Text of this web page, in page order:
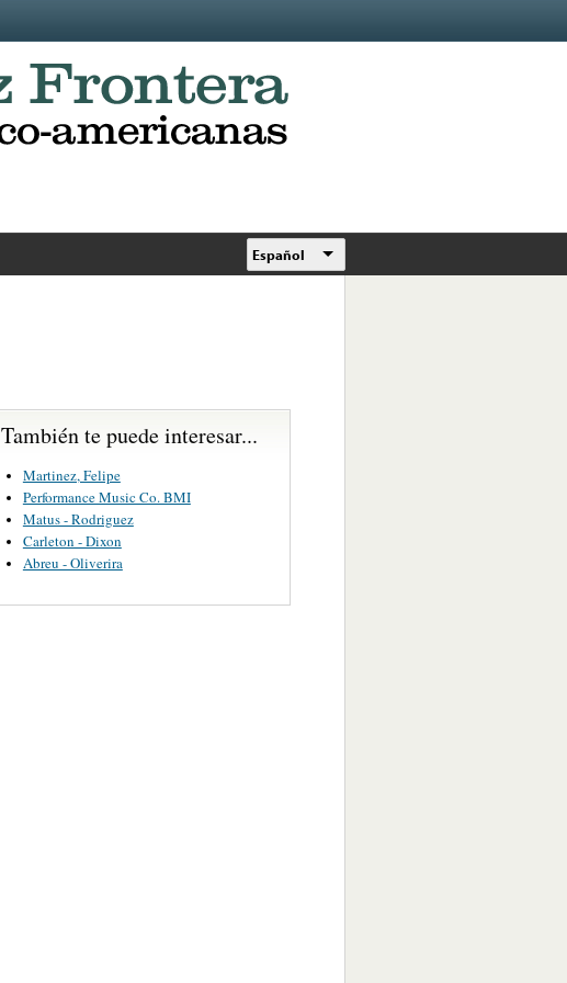
Español
También te puede interesar...
Martinez, Felipe
Performance Music Co. BMI
Matus - Rodriguez
Carleton - Dixon
Abreu - Oliverira